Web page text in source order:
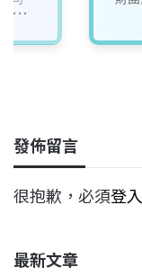
豐
發佈留言
很抱歉，必須登入
最新文章